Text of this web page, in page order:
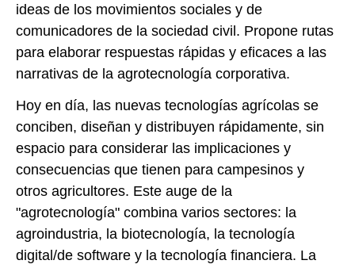
ideas de los movimientos sociales y de
comunicadores de la sociedad civil. Propone rutas
para elaborar respuestas rápidas y eficaces a las
narrativas de la agrotecnología corporativa.
Hoy en día, las nuevas tecnologías agrícolas se
conciben, diseñan y distribuyen rápidamente, sin
espacio para considerar las implicaciones y
consecuencias que tienen para campesinos y
otros agricultores. Este auge de la
"agrotecnología" combina varios sectores: la
agroindustria, la biotecnología, la tecnología
digital/de software y la tecnología financiera. La